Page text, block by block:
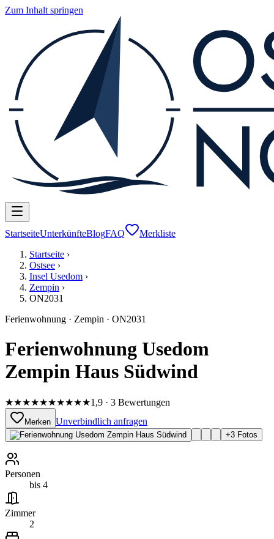
Zum Inhalt springen
StartseiteUnterkünfteBlogFAQ
Merkliste
Startseite ›
Ostsee ›
Insel Usedom ›
Zempin ›
ON2031
Ferienwohnung · Zempin · ON2031
Ferienwohnung Usedom
Zempin Haus Südwind
★★★★★★★★★★1,9 · 3 Bewertungen
Merken Unverbindlich anfragen
+3 Fotos
Personen
bis 4
Zimmer
2